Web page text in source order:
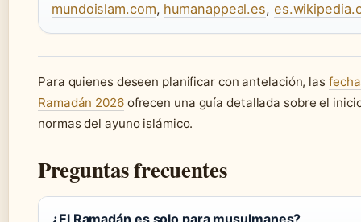
mundoislam.com, humanappeal.es,
Para quienes deseen planificar con antelación, las
Ramadán 2026ofrecen una guía detallada sobre el
normas del ayuno islámico.
Preguntas frecuentes